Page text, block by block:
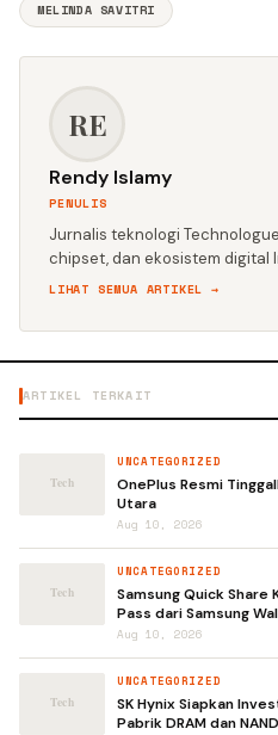
MELINDA SAVITRI
RE
Rendy Islamy
PENULIS
Jurnalis teknologi
chipset, dan ekosistem digital
LIHAT SEMUA ARTIKEL →
ARTIKEL TERKAIT
UNCATEGORIZED
OnePlus Resmi
Utara
Aug 10, 2026
UNCATEGORIZED
Samsung Quick Share
Pass dari Samsung
Aug 10, 2026
UNCATEGORIZED
SK Hynix Siapkan
Pabrik DRAM dan